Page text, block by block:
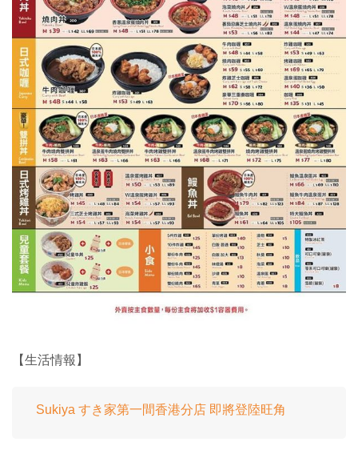
【生活情報】
Sukiya すき家第一間香港分店 即將登陸旺角